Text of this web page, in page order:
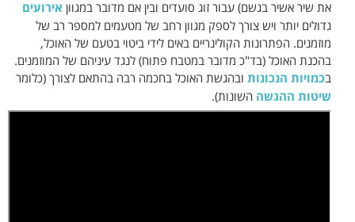
את שיר אשיר בגשם) עבור זוג סועדים ובין אם מדובר במגוון אירועים
גדולים יותר ויש צורך לספק מגוון רחב של מטעמים למספר רב של
מוזמנים. הפתרונות הקולינריים באים לידי ביטוי בטעם של האוכל,
בהכנת האוכל (בד"כ מדובר במטבח פתוח) לנגד עיניהם של המוזמנים.
בכמויות הנכונות ובהגשת האוכל בחכמה רבה בהתאם לצורך (כלומר
שיטות ההגשה השונות).